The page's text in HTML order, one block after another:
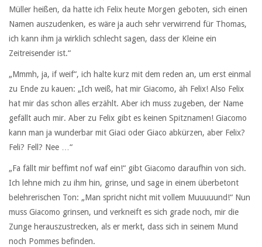
Müller heißen, da hatte ich Felix heute Morgen geboten, sich einen
Namen auszudenken, es wäre ja auch sehr verwirrend für Thomas,
ich kann ihm ja wirklich schlecht sagen, dass der Kleine ein
Zeitreisender ist.“
„Mmmh, ja, if weif“, ich halte kurz mit dem reden an, um erst einmal
zu Ende zu kauen: „Ich weiß, hat mir Giacomo, äh Felix! Also Felix
hat mir das schon alles erzählt. Aber ich muss zugeben, der Name
gefällt auch mir. Aber zu Felix gibt es keinen Spitznamen! Giacomo
kann man ja wunderbar mit Giaci oder Giaco abkürzen, aber Felix?
Feli? Fell? Nee …“
„Fa fällt mir beffimt nof waf ein!“ gibt Giacomo daraufhin von sich.
Ich lehne mich zu ihm hin, grinse, und sage in einem überbetont
belehrerischen Ton: „Man spricht nicht mit vollem Muuuuund!“ Nun
muss Giacomo grinsen, und verkneift es sich grade noch, mir die
Zunge herauszustrecken, als er merkt, dass sich in seinem Mund
noch Pommes befinden.